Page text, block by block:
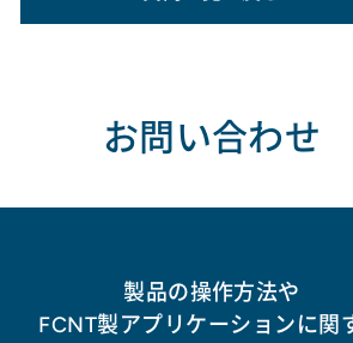
お問い合わせ
製品の操作方法や
FCNT製アプリケーションに関